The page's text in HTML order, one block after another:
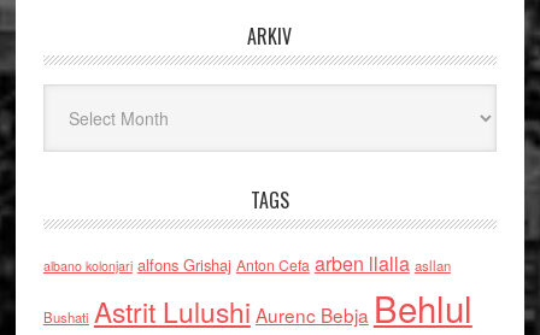
ARKIV
TAGS
albano kolonjari alfons Grishaj Anton Cefa arben llalla asllan
Bushati Astrit Lulushi Aurenc Bebja Behlul